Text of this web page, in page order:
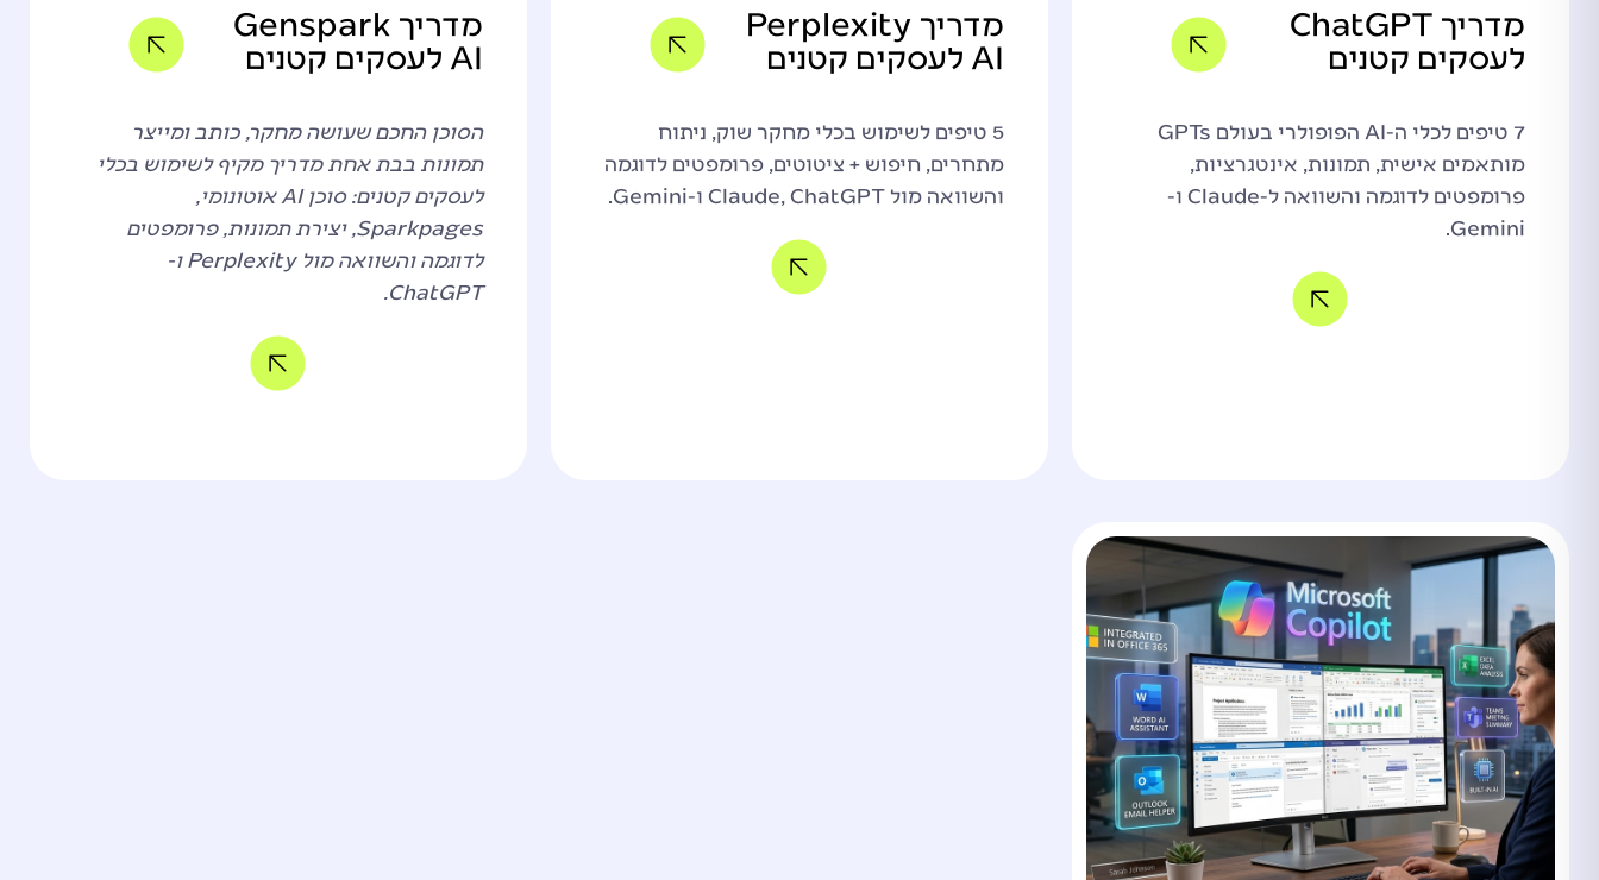
מדריך ChatGPT
לעסקים קטנים
7 טיפים לכלי ה-AI הפופולרי בעולם GPTs
מותאמים אישית, תמונות, אינטגרציות,
פרומפטים לדוגמה והשוואה ל-Claude ו-
Gemini.
מדריך Perplexity
AI לעסקים קטנים
5 טיפים לשימוש בכלי מחקר שוק, ניתוח
מתחרים, חיפוש + ציטוטים, פרומפטים לדוגמה
והשוואה מול Claude, ChatGPT ו-Gemini.
מדריך Genspark
AI לעסקים קטנים
הסוכן החכם שעושה מחקר, כותב ומייצר
תמונות בבת אחתמדריך מקיף לשימוש בכלי
לעסקים קטנים: סוכן AI אוטונומי,
Sparkpages, יצירת תמונות, פרומפטים
לדוגמה והשוואה מול Perplexity ו-
ChatGPT.